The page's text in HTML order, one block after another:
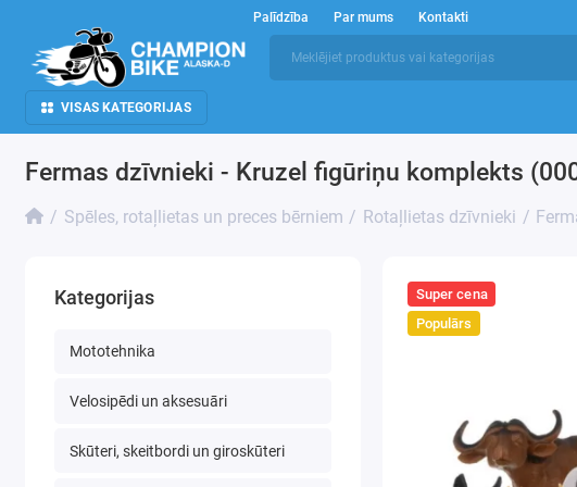
Palīdzība Par mums Kontakti
VISAS KATEGORIJAS
Fermas dzīvnieki - Kruzel figūriņu komplekts
Spēles, rotaļlietas un preces bērniem Rotaļlietas dzīvnieki
Kategorijas
Mototehnika
Velosipēdi un aksesuāri
Skūteri, skeitbordi un giroskūteri
Super cena
Populārs